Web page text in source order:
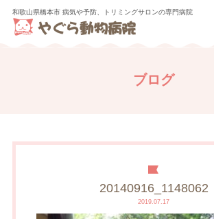
和歌山県橋本市 病気や予防、トリミングサロンの専門病院
ブログ
20140916_1148062
2019.07.17